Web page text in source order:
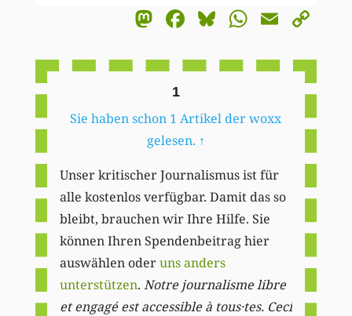
Mastodon
Facebook
BlueskyEmail
1
Sie haben schon 1 Artikel der woxx
gelesen. ↑
Unser kritischer Journalismus ist für
alle kostenlos verfügbar. Damit das so
bleibt, brauchen wir Ihre Hilfe. Sie
können Ihren Spendenbeitrag hier
auswählen oderuns anders
unterstützen. Notre journalisme libre
et engagé est accessible à tous·tes. Ceci